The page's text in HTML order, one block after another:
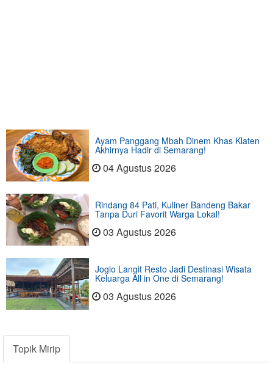
Ayam Panggang Mbah Dinem Khas Klaten
Akhirnya Hadir di Semarang!
04 Agustus 2026
Rindang 84 Pati, Kuliner Bandeng Bakar
Tanpa Duri Favorit Warga Lokal!
03 Agustus 2026
Joglo Langit Resto Jadi Destinasi Wisata
Keluarga All in One di Semarang!
03 Agustus 2026
Topik Mirip